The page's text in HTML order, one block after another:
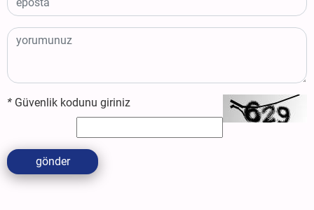
* Güvenlik kodunu giriniz
gönder